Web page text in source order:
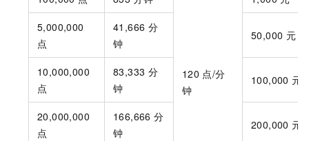
120 点/分
钟
5,000,000
点
41,666 分
钟
50,000 元
10,000,000
点
83,333 分
钟
100,000 元
20,000,000
点
166,666 分
钟
200,000 元